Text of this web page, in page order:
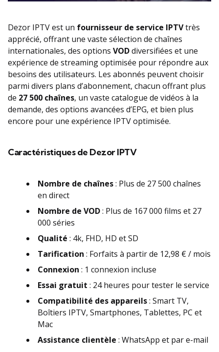
Dezor IPTV est un fournisseur de service IPTVtrès
apprécié, offrant une vaste sélection de chaînes
internationales, des options VODdiversifiées et une
expérience de streaming optimisée pour répondre aux
besoins des utilisateurs. Les abonnés peuvent choisir
parmi divers plans d’abonnement, chacun offrant plus
de 27 500 chaînes, un vaste catalogue de vidéos à la
demande, des options avancées d’EPG, et bien plus
encore pour une expérience IPTV optimisée.
Caractéristiques de Dezor IPTV
Nombre de chaînes: Plus de 27 500 chaînes
en direct
Nombre de VOD: Plus de 167 000 films et 27
000 séries
Qualité : 4k, FHD, HD et SD
Tarification : Forfaits à partir de 12,98 € / mois
Connexion : 1 connexion incluse
Essai gratuit : 24 heures pour tester le service
Compatibilité des appareils: Smart TV,
Boîtiers IPTV, Smartphones, Tablettes, PC et
Mac
Assistance clientèle : WhatsApp et par e-mail